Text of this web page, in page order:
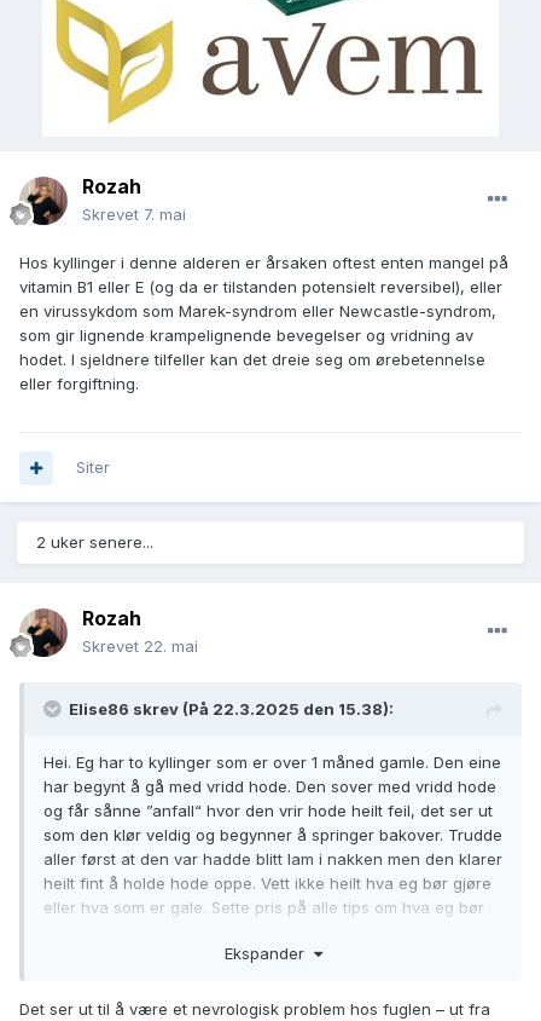
Rozah
Skrevet 7. mai
Hos kyllinger i denne alderen er årsaken oftest enten mangel på
vitamin B1 eller E (og da er tilstanden potensielt reversibel), eller
en virussykdom som Marek-syndrom eller Newcastle-syndrom,
som gir lignende krampelignende bevegelser og vridning av
hodet. I sjeldnere tilfeller kan det dreie seg om ørebetennelse
eller forgiftning.
Siter
2 uker senere...
Rozah
Skrevet 22. mai
Elise86 skrev (På 22.3.2025 den 15.38):
Hei. Eg har to kyllinger som er over 1 måned gamle. Den eine
har begynt å gå med vridd hode. Den sover med vridd hode
og får sånne ”anfall“ hvor den vrir hode heilt feil, det ser ut
som den klør veldig og begynner å springer bakover. Trudde
aller først at den var hadde blitt lam i nakken men den klarer
heilt fint å holde hode oppe. Vett ikke heilt hva eg bør gjøre
eller hva som er gale. Sette pris på alle tips om hva eg bør
Ekspander
Det ser ut til å være et nevrologisk problem hos fuglen – ut fra